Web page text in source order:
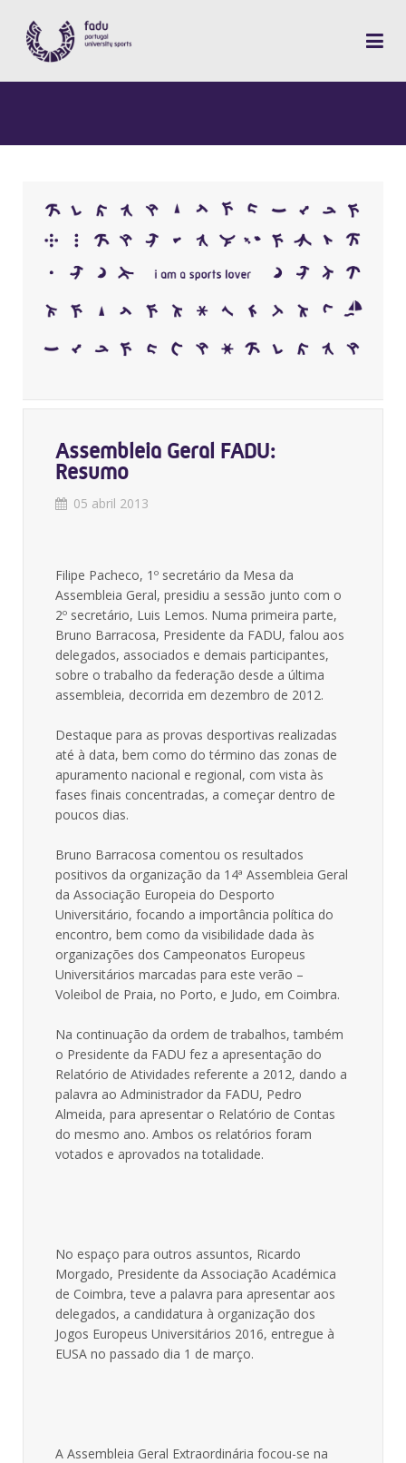
Assembleia Geral FADU:
Resumo
05 abril 2013
Filipe Pacheco, 1º secretário da Mesa da
Assembleia Geral, presidiu a sessão junto com o
2º secretário, Luis Lemos. Numa primeira parte,
Bruno Barracosa, Presidente da FADU, falou aos
delegados, associados e demais participantes,
sobre o trabalho da federação desde a última
assembleia, decorrida em dezembro de 2012.
Destaque para as provas desportivas realizadas
até à data, bem como do término das zonas de
apuramento nacional e regional, com vista às
fases finais concentradas, a começar dentro de
poucos dias.
Bruno Barracosa comentou os resultados
positivos da organização da 14ª Assembleia Geral
da Associação Europeia do Desporto
Universitário, focando a importância política do
encontro, bem como da visibilidade dada às
organizações dos Campeonatos Europeus
Universitários marcadas para este verão –
Voleibol de Praia, no Porto, e Judo, em Coimbra.
Na continuação da ordem de trabalhos, também
o Presidente da FADU fez a apresentação do
Relatório de Atividades referente a 2012, dando a
palavra ao Administrador da FADU, Pedro
Almeida, para apresentar o Relatório de Contas
do mesmo ano. Ambos os relatórios foram
votados e aprovados na totalidade.
No espaço para outros assuntos, Ricardo
Morgado, Presidente da Associação Académica
de Coimbra, teve a palavra para apresentar aos
delegados, a candidatura à organização dos
Jogos Europeus Universitários 2016, entregue à
EUSA no passado dia 1 de março.
A Assembleia Geral Extraordinária focou-se na